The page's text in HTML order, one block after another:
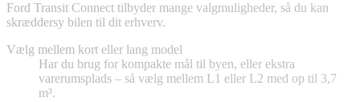
Ford Transit Connect tilbyder mange valgmuligheder, så du kan
skræddersy bilen til dit erhverv.
Vælg mellem kort eller lang model
Har du brug for kompakte mål til byen, eller ekstra
varerumsplads – så vælg mellem L1 eller L2 med op til 3,7
m³.